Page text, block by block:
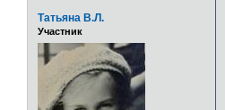
Татьяна В.Л.
Участник